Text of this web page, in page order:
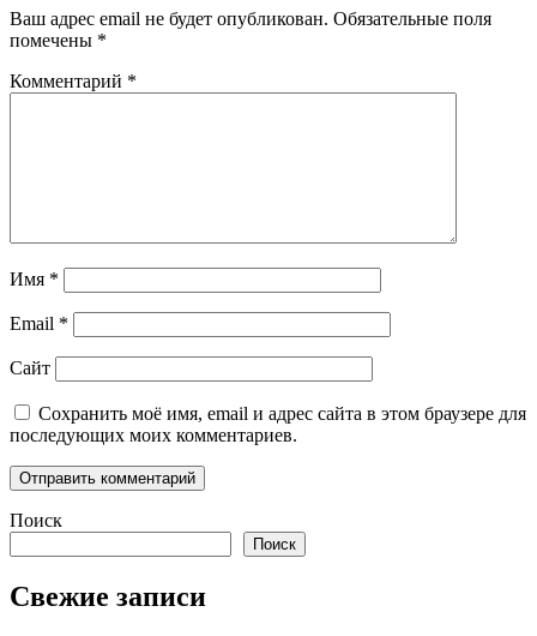
Ваш адрес email не будет опубликован. Обязательные поля
помечены *
Комментарий *
Имя *
Email *
Сайт
Сохранить моё имя, email и адрес сайта в этом браузере для
последующих моих комментариев.
Поиск
Поиск
Свежие записи